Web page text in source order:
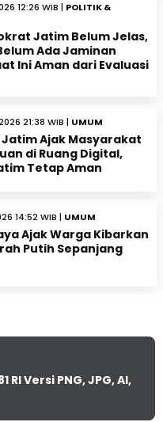
12:26 WIB | POLITIK &
Jatim Belum Jelas,
Ada Jaminan
Ini Aman dari Evaluasi
21:38 WIB | UMUM
Ajak Masyarakat
di Ruang Digital,
Tetap Aman
14:52 WIB | UMUM
Ajak Warga Kibarkan
Putih Sepanjang
RI Versi PNG, JPG, AI,